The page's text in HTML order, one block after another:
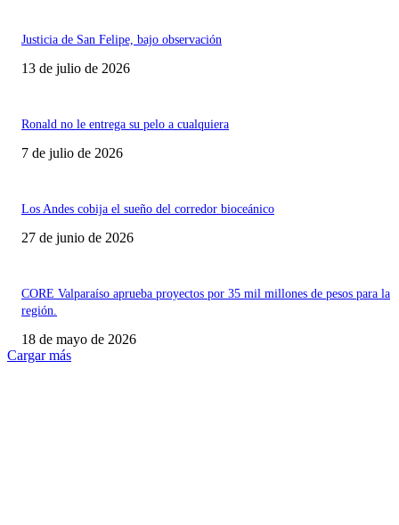
Justicia de San Felipe, bajo observación
13 de julio de 2026
Ronald no le entrega su pelo a cualquiera
7 de julio de 2026
Los Andes cobija el sueño del corredor bioceánico
27 de junio de 2026
CORE Valparaíso aprueba proyectos por 35 mil millones de pesos para la
región.
18 de mayo de 2026
Cargar más